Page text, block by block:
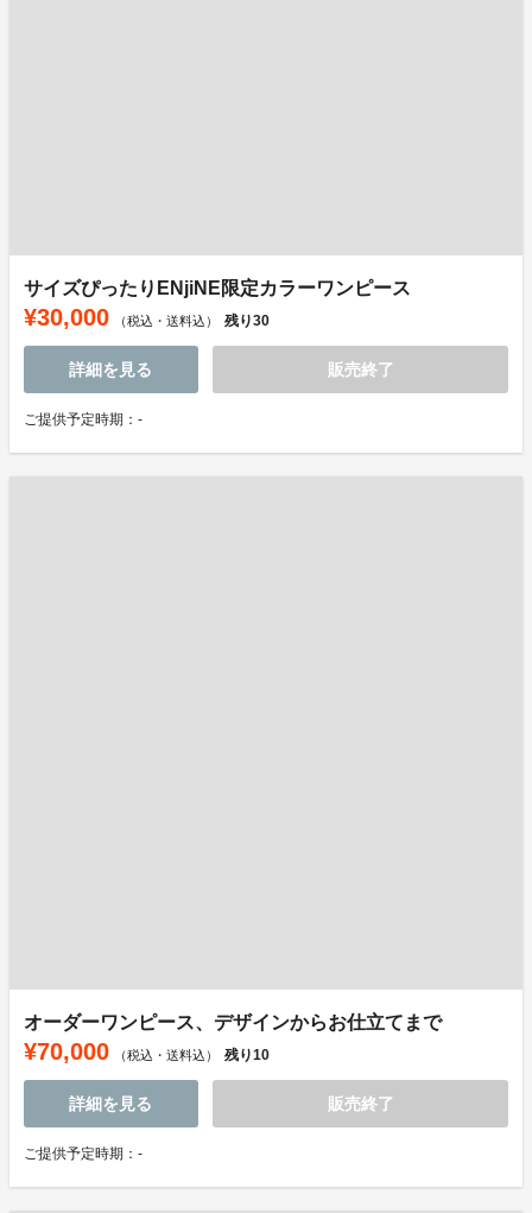
サイズぴったりENjiNE限定カラーワンピース
¥30,000 （税込・送料込） 残り30
詳細を見る 販売終了
ご提供予定時期：-
オーダーワンピース、デザインからお仕立てまで
¥70,000 （税込・送料込） 残り10
詳細を見る 販売終了
ご提供予定時期：-